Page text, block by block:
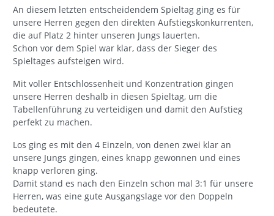
An diesem letzten entscheidendem Spieltag ging es für
unsere Herren gegen den direkten Aufstiegskonkurrenten,
die auf Platz 2 hinter unseren Jungs lauerten.
Schon vor dem Spiel war klar, dass der Sieger des
Spieltages aufsteigen wird.
Mit voller Entschlossenheit und Konzentration gingen
unsere Herren deshalb in diesen Spieltag, um die
Tabellenführung zu verteidigen und damit den Aufstieg
perfekt zu machen.
Los ging es mit den 4 Einzeln, von denen zwei klar an
unsere Jungs gingen, eines knapp gewonnen und eines
knapp verloren ging.
Damit stand es nach den Einzeln schon mal 3:1 für unsere
Herren, was eine gute Ausgangslage vor den Doppeln
bedeutete.